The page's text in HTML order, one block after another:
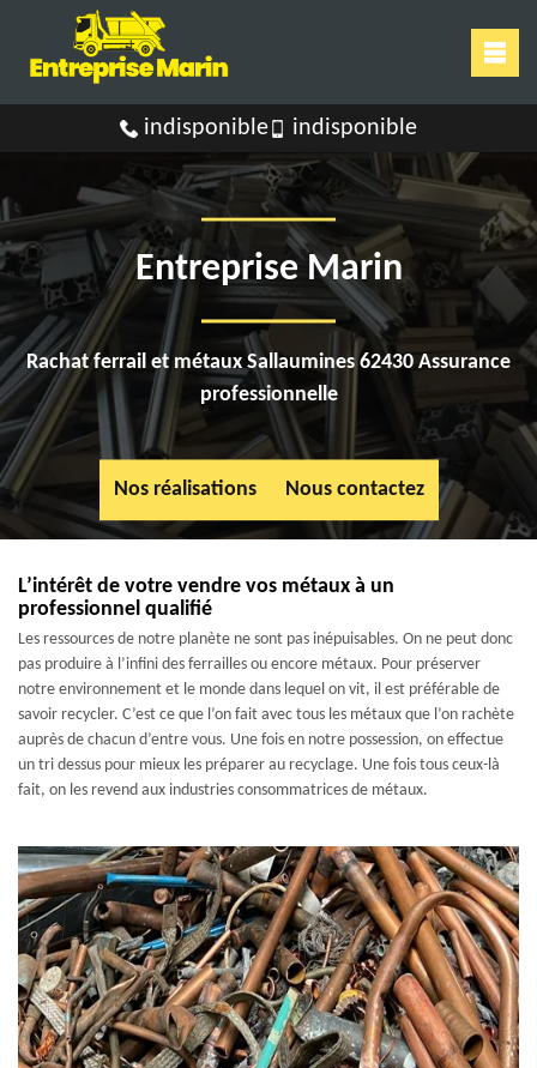
indisponible indisponible
Entreprise Marin
Rachat ferrail et métaux Sallaumines 62430 Assurance
professionnelle
Nos réalisations Nous contactez
L’intérêt de votre vendre vos métaux à un
professionnel qualifié
Les ressources de notre planète ne sont pas inépuisables. On ne peut donc
pas produire à l’infini des ferrailles ou encore métaux. Pour préserver
notre environnement et le monde dans lequel on vit, il est préférable de
savoir recycler. C’est ce que l’on fait avec tous les métaux que l’on rachète
auprès de chacun d’entre vous. Une fois en notre possession, on effectue
un tri dessus pour mieux les préparer au recyclage. Une fois tous ceux-là
fait, on les revend aux industries consommatrices de métaux.